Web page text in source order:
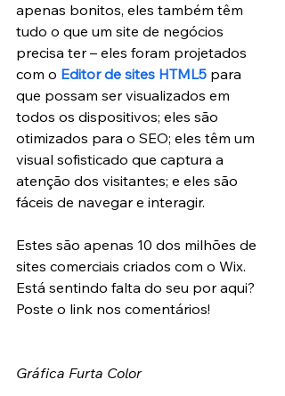
apenas bonitos, eles também têm
tudo o que um site de negócios
precisa ter – eles foram projetados
com o Editor de sites HTML5 para
que possam ser visualizados em
todos os dispositivos; eles são
otimizados para o SEO; eles têm um
visual sofisticado que captura a
atenção dos visitantes; e eles são
fáceis de navegar e interagir.
Estes são apenas 10 dos milhões de
sites comerciais criados com o Wix.
Está sentindo falta do seu por aqui?
Poste o link nos comentários!
Gráfica Furta Color